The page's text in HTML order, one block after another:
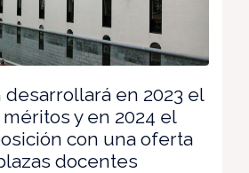
desarrollará en 2023 el
y en 2024 el
con una oferta
docentes